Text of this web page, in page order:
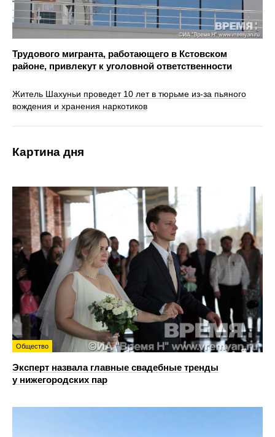
Трудового мигранта, работающего в Кстовском
районе, привлекут к уголовной ответственности
Житель Шахуньи проведет 10 лет в тюрьме из-за пьяного
вождения и хранения наркотиков
Картина дня
Общество
Эксперт назвала главные свадебные тренды
у нижегородских пар